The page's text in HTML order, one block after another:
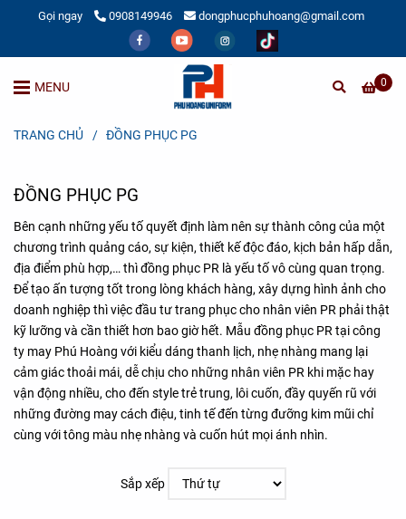
Gọi ngay 0908149946 dongphucphuhoang@gmail.com
0
MENU
TRANG CHỦ / ĐỒNG PHỤC PG
ĐỒNG PHỤC PG
Bên cạnh những yếu tố quyết định làm nên sự thành công của một
chương trình quảng cáo, sự kiện, thiết kế độc đáo, kịch bản hấp dẫn,
địa điểm phù hợp,… thì đồng phục PR là yếu tố vô cùng quan trọng.
Để tạo ấn tượng tốt trong lòng khách hàng, xây dựng hình ảnh cho
doanh nghiệp thì việc đầu tư trang phục cho nhân viên PR phải thật
kỹ lưỡng và cần thiết hơn bao giờ hết. Mẫu đồng phục PR tại công
ty may Phú Hoàng với kiểu dáng thanh lịch, nhẹ nhàng mang lại
cảm giác thoải mái, dễ chịu cho những nhân viên PR khi mặc hay
vận động nhiều, cho đến style trẻ trung, lôi cuốn, đầy quyến rũ với
những đường may cách điệu, tinh tế đến từng đưỡng kim mũi chỉ
cùng với tông màu nhẹ nhàng và cuốn hút mọi ánh nhìn.
Sắp xếp